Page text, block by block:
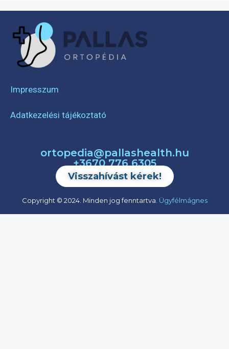
Impresszum
Adatkezelési tájékoztató
ortopedia@pallashealth.hu
+3670 776 6305
Visszahívást kérek!
Copyright © 2024. Minden jog fenntartva. Ügyfélmágnes